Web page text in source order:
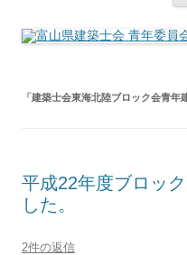
「建築士会東海北陸ブロック会青年
平成22年度ブロッ
した。
2件の返信